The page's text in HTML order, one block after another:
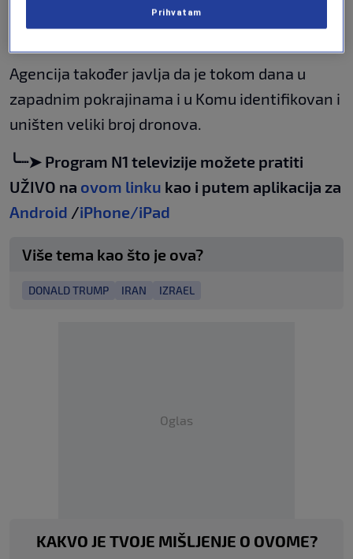
Lorestanu i Khuzestanu, prenosi iranska
novinska agencija Tasnim.
Agencija također javlja da je tokom dana u
zapadnim pokrajinama i u Komu identifikovan i
uništen veliki broj dronova.
╰┈➤ Program N1 televizije možete pratiti
UŽIVO na ovom linku kao i putem aplikacija za
Android /iPhone/iPad
Više tema kao što je ova?
DONALD TRUMP IRAN IZRAEL
Oglas
KAKVO JE TVOJE MIŠLJENJE O OVOME?
Prihvatam